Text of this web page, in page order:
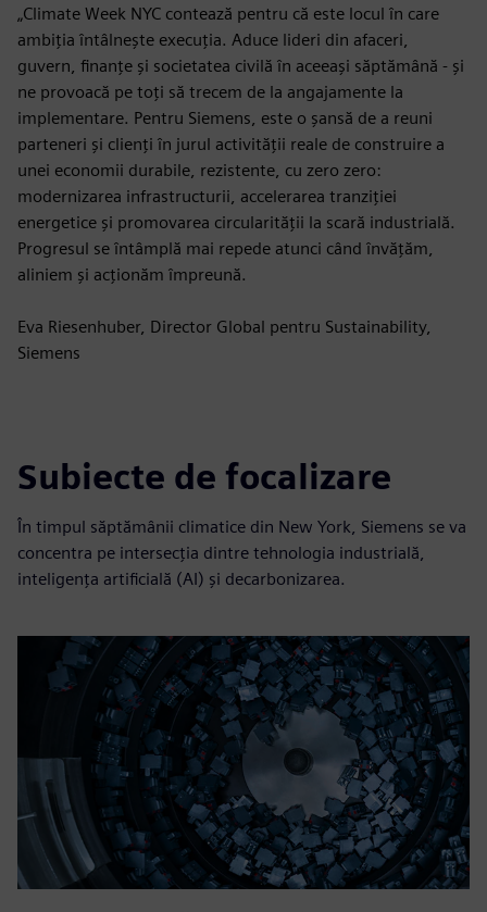
„Climate Week NYC contează pentru că este locul în care
ambiția întâlnește execuția. Aduce lideri din afaceri,
guvern, finanțe și societatea civilă în aceeași săptămână - și
ne provoacă pe toți să trecem de la angajamente la
implementare. Pentru Siemens, este o șansă de a reuni
parteneri și clienți în jurul activității reale de construire a
unei economii durabile, rezistente, cu zero zero:
modernizarea infrastructurii, accelerarea tranziției
energetice și promovarea circularității la scară industrială.
Progresul se întâmplă mai repede atunci când învățăm,
aliniem și acționăm împreună.
Eva Riesenhuber, Director Global pentru Sustainability,
Siemens
Subiecte de focalizare
În timpul săptămânii climatice din New York, Siemens se va
concentra pe intersecția dintre tehnologia industrială,
inteligența artificială (AI) și decarbonizarea.